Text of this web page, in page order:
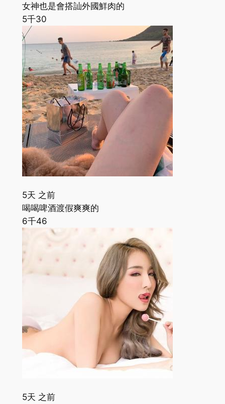
女神也是會搭訕外國鮮肉的
5千30
5天 之前
喝喝啤酒渡假爽爽的
6千46
5天 之前